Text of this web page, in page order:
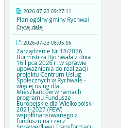
2026-07-23 09:27:11
Plan ogólny gminy Rychwał
Czytaj dalej
2026-07-23 08:05:06
Zarządzenie Nr 18/2026
Burmistrza Rychwała z dnia
16 lipca 2026 r. w sprawie
upoważnienia do realizacji
projektu Centrum Usług
Społecznych w Rychwale -
więcej uslug dla
Mieszkańców w ramach
programu Fundusze
Europejskie dla Wielkopolski
2021-2027 (FEW)
współfinansowanego z
funduszu na rzecz